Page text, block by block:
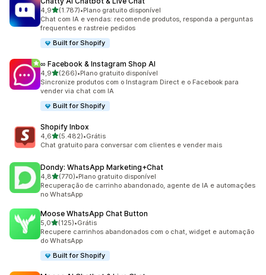
4,9de 5 estrelas
(1.787)
1787 avaliações ao todo
•Plano gratuito disponível
Chat com IA e vendas: recomende produtos, responda a perguntas
frequentes e rastreie pedidos
Built for Shopify
∞ Facebook & Instagram Shop AI
4,9de 5 estrelas
(266)
266 avaliações ao todo
•Plano gratuito disponível
Sincronize produtos com o Instagram Direct e o Facebook para
vender via chat com IA
Built for Shopify
Shopify Inbox
4,6de 5 estrelas
(5.482)
5482 avaliações ao todo
•Grátis
Chat gratuito para conversar com clientes e vender mais
Dondy: WhatsApp Marketing+Chat
4,8de 5 estrelas
(770)
770 avaliações ao todo
•Plano gratuito disponível
Recuperação de carrinho abandonado, agente de IA e automações
no WhatsApp
Moose WhatsApp Chat Button
5,0de 5 estrelas
(125)
125 avaliações ao todo
•Grátis
Recupere carrinhos abandonados com o chat, widget e automação
do WhatsApp
Built for Shopify